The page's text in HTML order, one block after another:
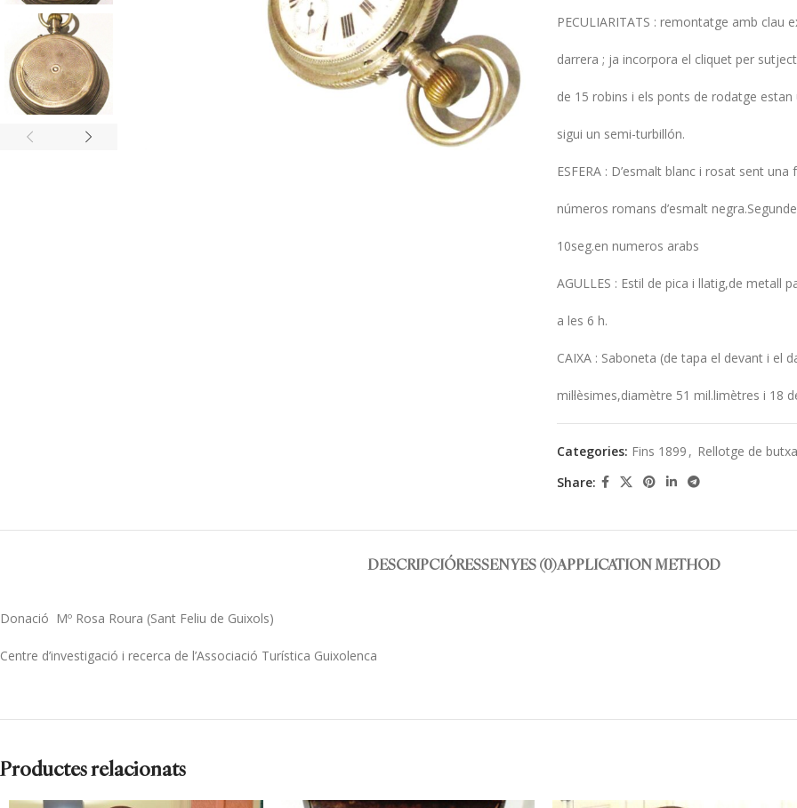
PECULIARITATS : remontatge amb clau
darrera ; ja incorpora el cliquet per
de 15 robins i els ponts de rodatge
sigui un semi-turbillón.
ESFERA : D’esmalt blanc i rosat sent
números romans d’esmalt
10seg.en numeros arabs
AGULLES : Estil de pica i llatig,de metall
a les 6 h.
CAIXA : Saboneta (de tapa el devant i el
mil·lèsimes,diamètre 51 mil.limètres i 18
Categories: Fins 1899 , Rellotge de
Share:
DESCRIPCIÓRESSENYES (0)APPLICATION METHOD
Donació Mº Rosa Roura (Sant Feliu de Guixols)
Centre d’investigació i recerca de l’Associació Turística Guixolenca
Productes relacionats